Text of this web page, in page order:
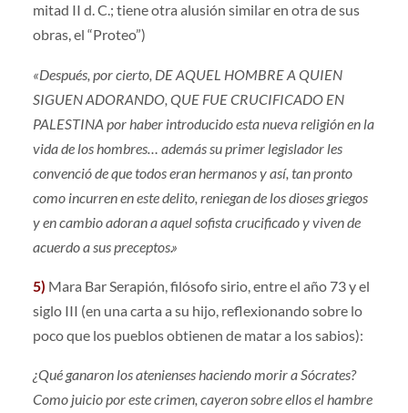
mitad II d. C.; tiene otra alusión similar en otra de sus
obras, el “Proteo”)
«Después, por cierto, DE AQUEL HOMBRE A QUIEN
SIGUEN ADORANDO, QUE FUE CRUCIFICADO EN
PALESTINA por haber introducido esta nueva religión en la
vida de los hombres… además su primer legislador les
convenció de que todos eran hermanos y así, tan pronto
como incurren en este delito, reniegan de los dioses griegos
y en cambio adoran a aquel sofista crucificado y viven de
acuerdo a sus preceptos.»
5) Mara Bar Serapión, filósofo sirio, entre el año 73 y el
siglo III (en una carta a su hijo, reflexionando sobre lo
poco que los pueblos obtienen de matar a los sabios):
¿Qué ganaron los atenienses haciendo morir a Sócrates?
Como juicio por este crimen, cayeron sobre ellos el hambre